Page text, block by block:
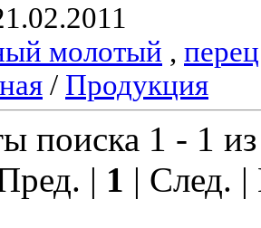
молотый , перец
/ Продукция
поиска 1 - 1
| 1 | След.